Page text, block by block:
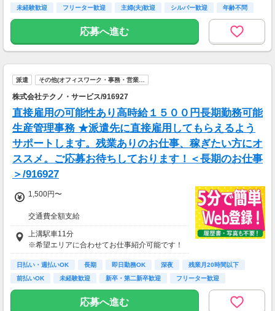
週1回勤務の場合：1,460円×8時間×4回=4万6,7
週3回勤務の場合：1,460円×8時間×12回=14万
0,160円
3,600円
未経験歓迎
フリーター歓迎 主婦(夫)歓迎 シルバー歓迎 年齢不問
応募へ進む
派遣 その他(オフィスワーク・事務・営業…
株式会社テクノ・サービス/916927
直接雇用の可能性あり高時給１５００円長期勤務可能
生産管理事務 ★派遣先に直接雇用してもらえるよう
サポートします。残業ありのお仕事、稼ぎたい方にオ
ススメ。ご応募お待ちしております！＜長期のお仕事
＞/916927
1,500円〜
交通費全額支給
即払い制度有
上溝駅車11分
※希望エリアに合わせてお仕事紹介可能です！
日払い・週払いOK 長期 即日勤務OK 深夜
残業月20時間以下
前払いOK
未経験歓迎 新卒・第二新卒歓迎 フリーター歓迎
応募へ進む